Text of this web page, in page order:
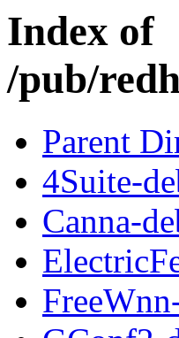
Index of
/pub/
Parent
4Suite-
Canna-